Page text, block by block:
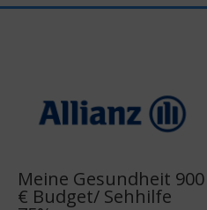
Meine Gesundheit 900
€ Budget/ Sehhilfe